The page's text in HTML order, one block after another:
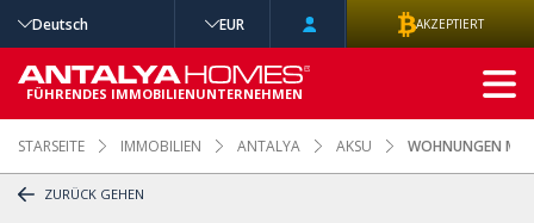
STARSEITE IMMOBILIEN ANTALYA AKSU WOHNUNGEN MIT
ZURÜCK GEHEN
Deutsch EUR AKZEPTIERT
FÜHRENDES IMMOBILIENUNTERNEHMEN
ERWEITERTE
SUCHE